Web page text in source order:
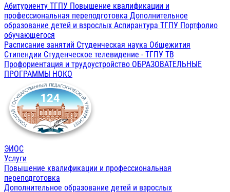
Абитуриенту ТГПУ Повышение квалификации и
профессиональная переподготовка Дополнительное
образование детей и взрослых Аспирантура ТГПУ Портфолио
обучающегося
Расписание занятий Студенческая наука Общежития
Стипендии Студенческое телевидение - ТГПУ ТВ
Профориентация и трудоустройство ОБРАЗОВАТЕЛЬНЫЕ
ПРОГРАММЫ НОКО
ЭИОС
Услуги
Повышение квалификации и профессиональная
переподготовка
Дополнительное образование детей и взрослых